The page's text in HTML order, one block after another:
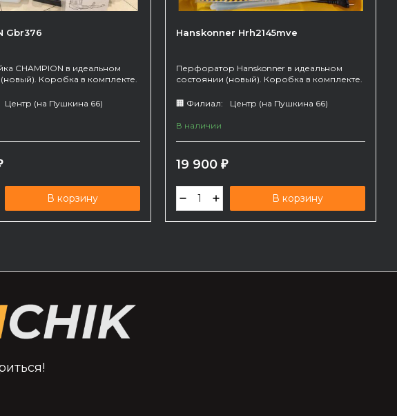
Gbr376
CHAMPION в идеальном
Коробка в комплекте.
Центр (на Пушкина 66)
В корзину
Hanskonner Hrh2145mve
Перфоратор Hanskonner в идеальном
состоянии (новый). Коробка в комплекте.
режима.
🏢 Филиал: Центр (на Пушкина 66)
В наличии
19 900 ₽
В корзину